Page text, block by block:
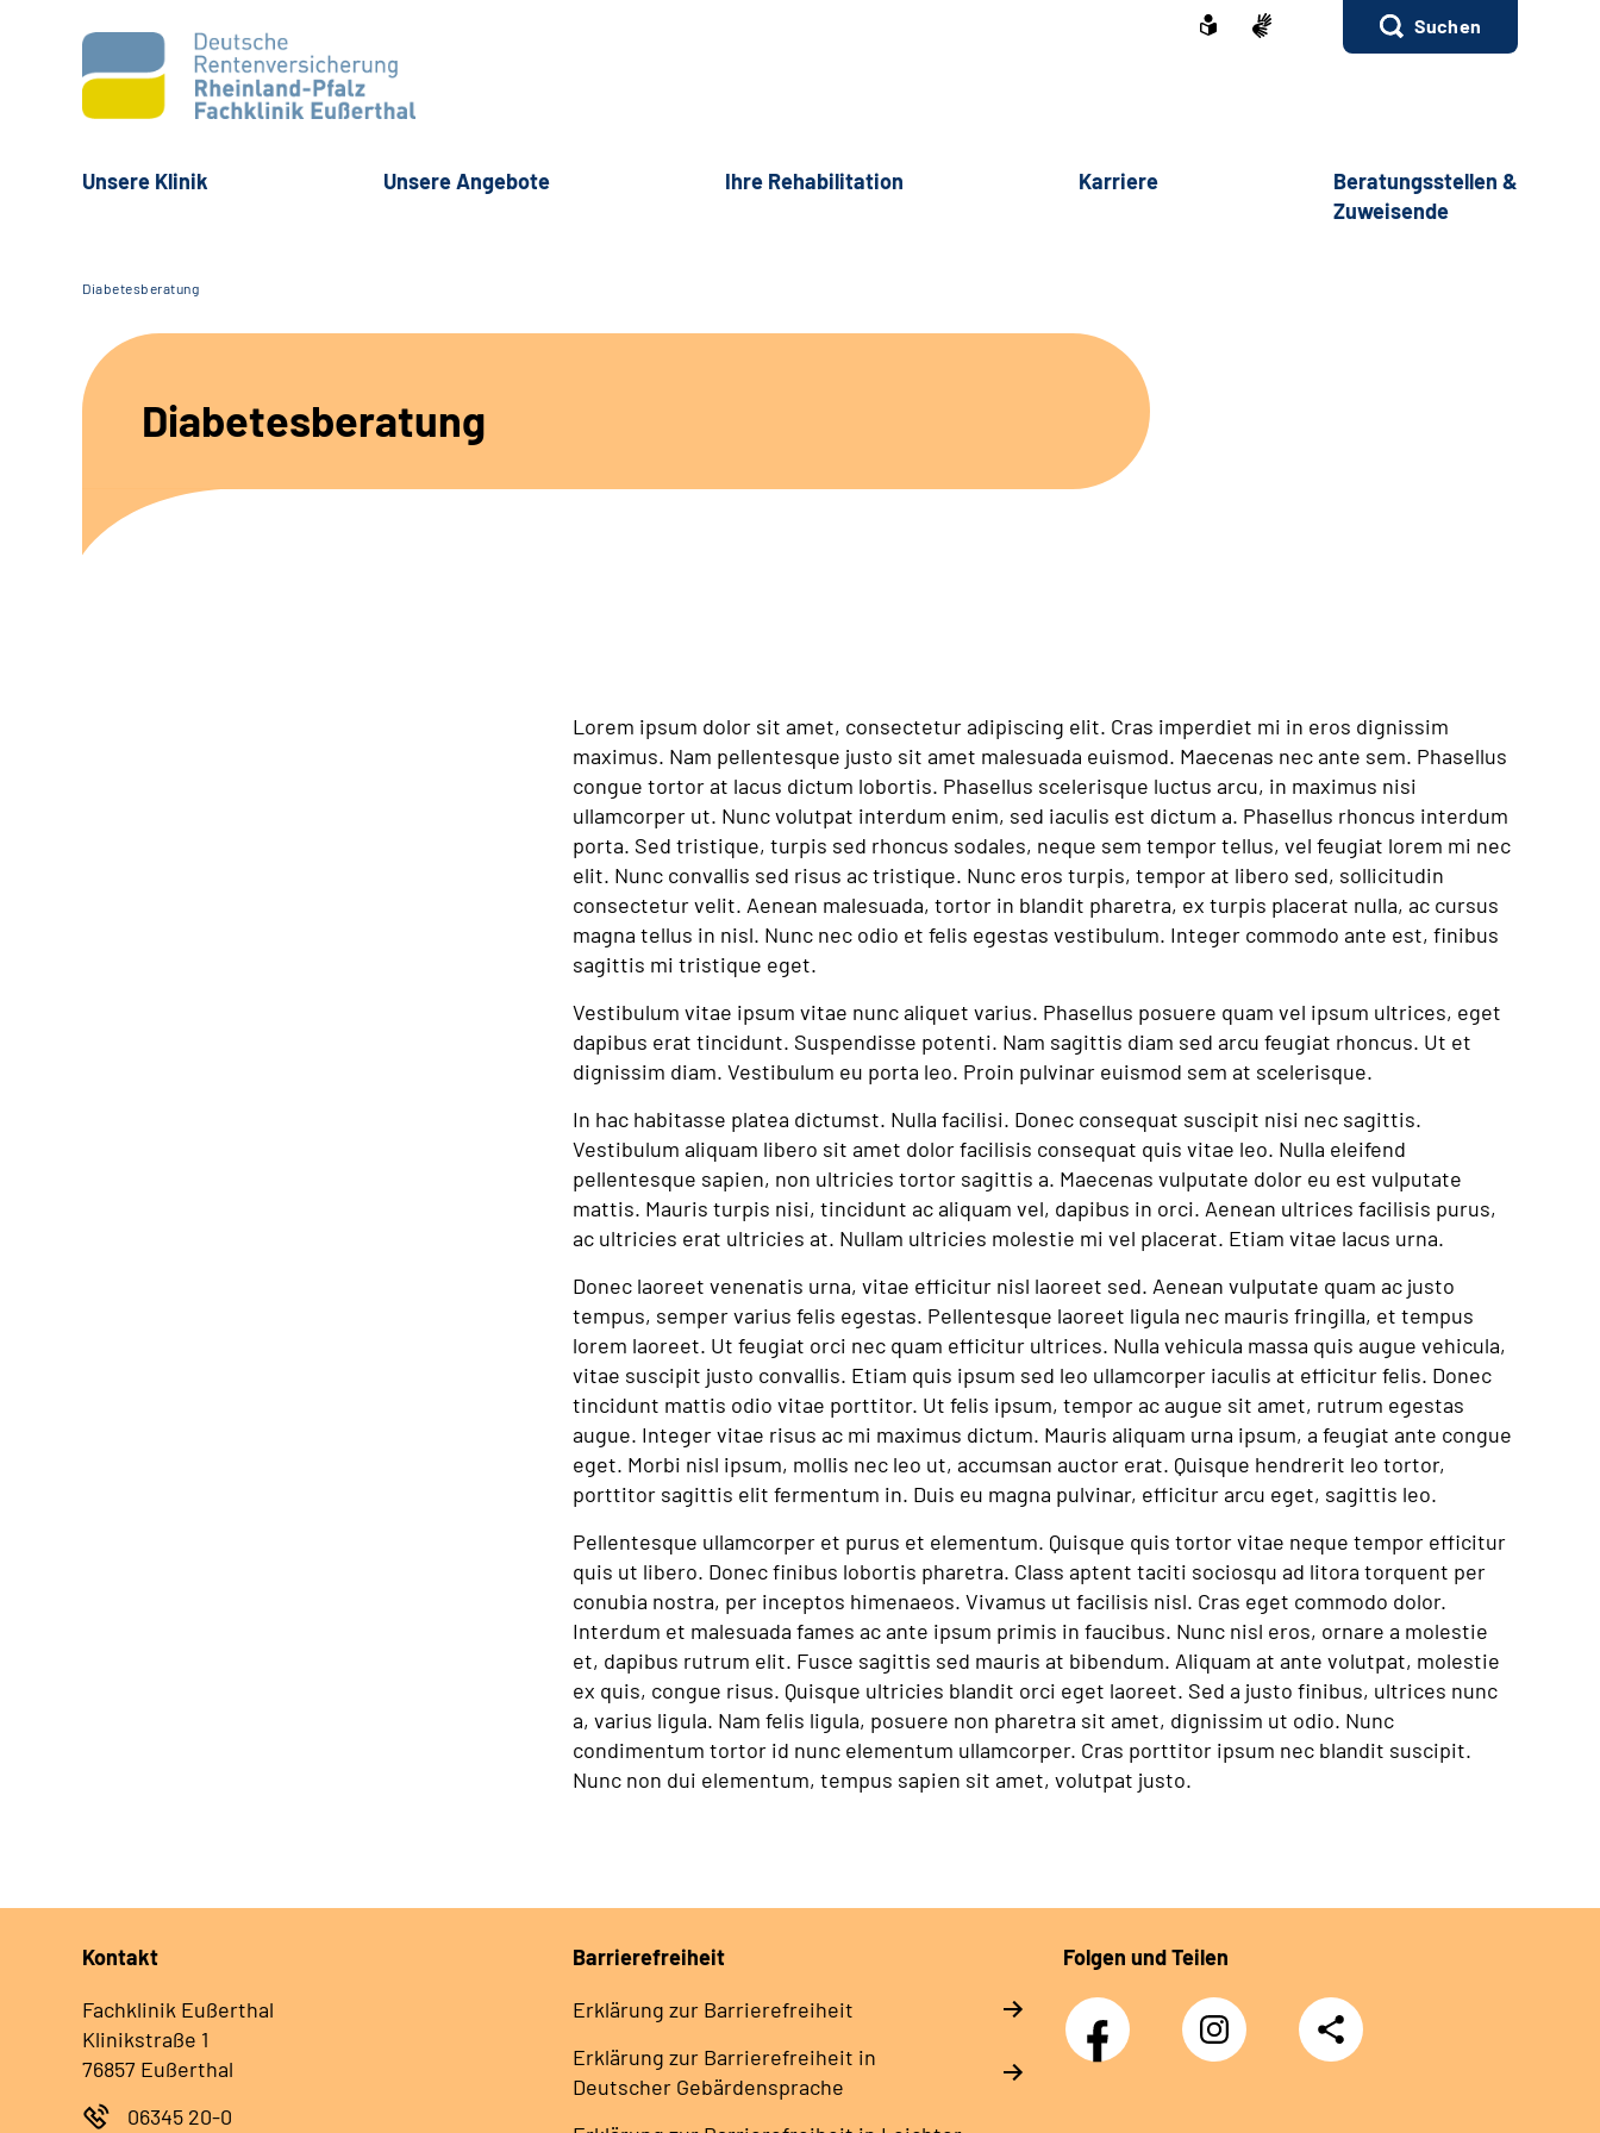
Suchen
Unsere Klinik Unsere Angebote Ihre Rehabilitation Karriere
Beratungsstellen &
Zuweisende
Diabetesberatung
Diabetesberatung
Lorem ipsum dolor sit amet, consectetur adipiscing elit. Cras imperdiet mi in eros dignissim
maximus. Nam pellentesque justo sit amet malesuada euismod. Maecenas nec ante sem. Phasellus
congue tortor at lacus dictum lobortis. Phasellus scelerisque luctus arcu, in maximus nisi
ullamcorper ut. Nunc volutpat interdum enim, sed iaculis est dictum a. Phasellus rhoncus interdum
porta. Sed tristique, turpis sed rhoncus sodales, neque sem tempor tellus, vel feugiat lorem mi nec
elit. Nunc convallis sed risus ac tristique. Nunc eros turpis, tempor at libero sed, sollicitudin
consectetur velit. Aenean malesuada, tortor in blandit pharetra, ex turpis placerat nulla, ac cursus
magna tellus in nisl. Nunc nec odio et felis egestas vestibulum. Integer commodo ante est, finibus
sagittis mi tristique eget.
Vestibulum vitae ipsum vitae nunc aliquet varius. Phasellus posuere quam vel ipsum ultrices, eget
dapibus erat tincidunt. Suspendisse potenti. Nam sagittis diam sed arcu feugiat rhoncus. Ut et
dignissim diam. Vestibulum eu porta leo. Proin pulvinar euismod sem at scelerisque.
In hac habitasse platea dictumst. Nulla facilisi. Donec consequat suscipit nisi nec sagittis.
Vestibulum aliquam libero sit amet dolor facilisis consequat quis vitae leo. Nulla eleifend
pellentesque sapien, non ultricies tortor sagittis a. Maecenas vulputate dolor eu est vulputate
mattis. Mauris turpis nisi, tincidunt ac aliquam vel, dapibus in orci. Aenean ultrices facilisis purus,
ac ultricies erat ultricies at. Nullam ultricies molestie mi vel placerat. Etiam vitae lacus urna.
Donec laoreet venenatis urna, vitae efficitur nisl laoreet sed. Aenean vulputate quam ac justo
tempus, semper varius felis egestas. Pellentesque laoreet ligula nec mauris fringilla, et tempus
lorem laoreet. Ut feugiat orci nec quam efficitur ultrices. Nulla vehicula massa quis augue vehicula,
vitae suscipit justo convallis. Etiam quis ipsum sed leo ullamcorper iaculis at efficitur felis. Donec
tincidunt mattis odio vitae porttitor. Ut felis ipsum, tempor ac augue sit amet, rutrum egestas
augue. Integer vitae risus ac mi maximus dictum. Mauris aliquam urna ipsum, a feugiat ante congue
eget. Morbi nisl ipsum, mollis nec leo ut, accumsan auctor erat. Quisque hendrerit leo tortor,
porttitor sagittis elit fermentum in. Duis eu magna pulvinar, efficitur arcu eget, sagittis leo.
Pellentesque ullamcorper et purus et elementum. Quisque quis tortor vitae neque tempor efficitur
quis ut libero. Donec finibus lobortis pharetra. Class aptent taciti sociosqu ad litora torquent per
conubia nostra, per inceptos himenaeos. Vivamus ut facilisis nisl. Cras eget commodo dolor.
Interdum et malesuada fames ac ante ipsum primis in faucibus. Nunc nisl eros, ornare a molestie
et, dapibus rutrum elit. Fusce sagittis sed mauris at bibendum. Aliquam at ante volutpat, molestie
ex quis, congue risus. Quisque ultricies blandit orci eget laoreet. Sed a justo finibus, ultrices nunc
a, varius ligula. Nam felis ligula, posuere non pharetra sit amet, dignissim ut odio. Nunc
condimentum tortor id nunc elementum ullamcorper. Cras porttitor ipsum nec blandit suscipit.
Nunc non dui elementum, tempus sapien sit amet, volutpat justo.
Kontakt
Fachklinik Eußerthal
Klinikstraße 1
76857 Eußerthal
06345 20-0
Barrierefreiheit
Erklärung zur Barrierefreiheit
Erklärung zur Barrierefreiheit in
Deutscher Gebärdensprache
Folgen und Teilen
Facebook
Instagram
DRV
Nachwuchskräfte
Teilen